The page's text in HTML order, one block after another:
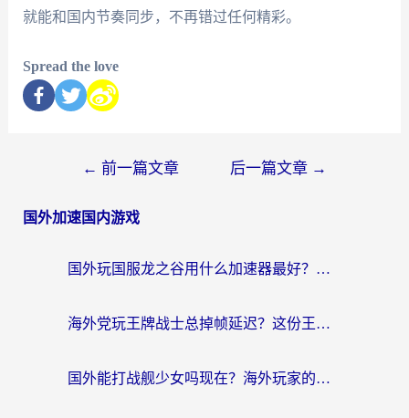
就能和国内节奏同步，不再错过任何精彩。
Spread the love
← 前一篇文章 后一篇文章 →
国外加速国内游戏
国外玩国服龙之谷用什么加速器最好？一份给海外游子的终极指南
海外党玩王牌战士总掉帧延迟？这份王牌战士延迟加速器终极指南救你命
国外能打战舰少女吗现在？海外玩家的国服游戏加速终极指南